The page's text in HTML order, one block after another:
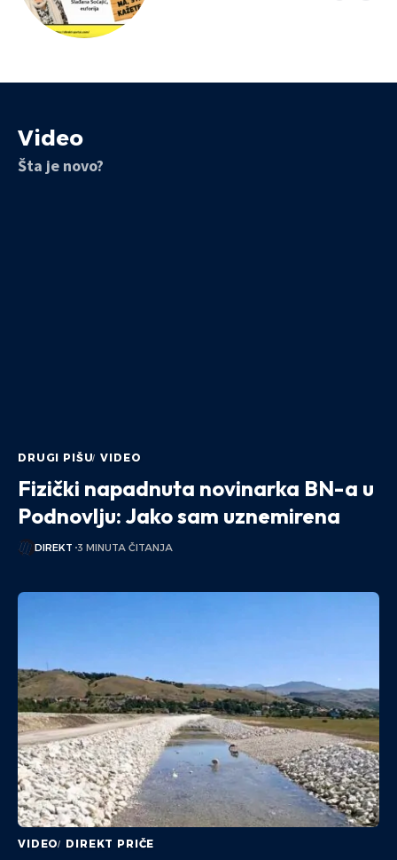
Video
Šta je novo?
DRUGI PIŠU VIDEO
Fizički napadnuta novinarka BN-a u
Podnovlju: Jako sam uznemirena
DIREKT 3 MINUTA ČITANJA
VIDEO DIREKT PRIČE